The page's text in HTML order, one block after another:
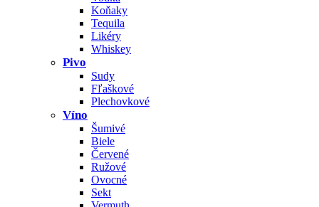
Koňaky
Tequila
Likéry
Whiskey
Pivo
Sudy
Fľaškové
Plechovkové
Víno
Šumivé
Biele
Červené
Ružové
Ovocné
Sekt